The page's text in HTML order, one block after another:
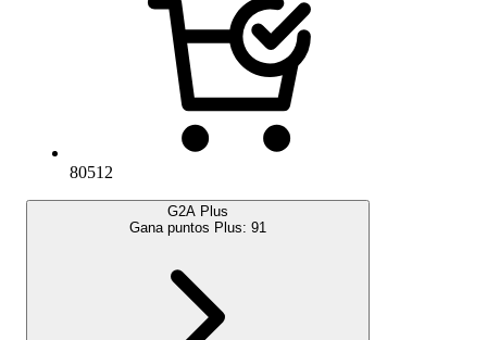
80512
G2A Plus
Gana puntos Plus: 91